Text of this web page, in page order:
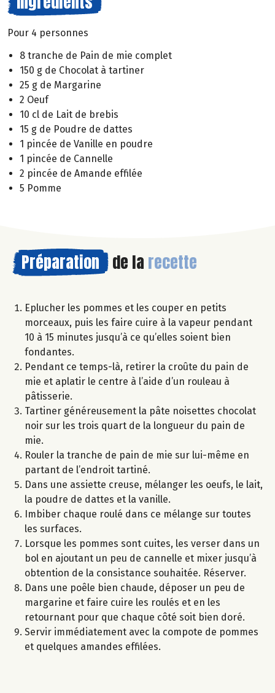
Pour 4 personnes
8 tranche de Pain de mie complet
150 g de Chocolat à tartiner
25 g de Margarine
2 Oeuf
10 cl de Lait de brebis
15 g de Poudre de dattes
1 pincée de Vanille en poudre
1 pincée de Cannelle
2 pincée de Amande effilée
5 Pomme
Préparation de la recette
Eplucher les pommes et les couper en petits
morceaux, puis les faire cuire à la vapeur pendant
10 à 15 minutes jusqu’à ce qu’elles soient bien
fondantes.
Pendant ce temps-là, retirer la croûte du pain de
mie et aplatir le centre à l’aide d’un rouleau à
pâtisserie.
Tartiner généreusement la pâte noisettes chocolat
noir sur les trois quart de la longueur du pain de
mie.
Rouler la tranche de pain de mie sur lui-même en
partant de l’endroit tartiné.
Dans une assiette creuse, mélanger les oeufs, le lait,
la poudre de dattes et la vanille.
Imbiber chaque roulé dans ce mélange sur toutes
les surfaces.
Lorsque les pommes sont cuites, les verser dans un
bol en ajoutant un peu de cannelle et mixer jusqu’à
obtention de la consistance souhaitée. Réserver.
Dans une poêle bien chaude, déposer un peu de
margarine et faire cuire les roulés et en les
retournant pour que chaque côté soit bien doré.
Servir immédiatement avec la compote de pommes
et quelques amandes effilées.